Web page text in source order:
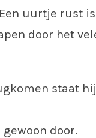
uurtje rust
door het
staat
door.